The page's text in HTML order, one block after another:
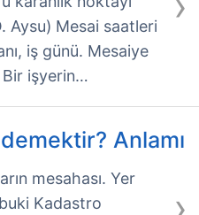
Aysu) Mesai saatleri
iş günü. Mesaiye
Bir işyerin…
Anlamı
mesahası. Yer
Kadastro